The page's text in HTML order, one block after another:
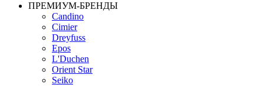
ПРЕМИУМ-БРЕНДЫ
Candino
Cimier
Dreyfuss
Epos
L'Duchen
Orient Star
Seiko